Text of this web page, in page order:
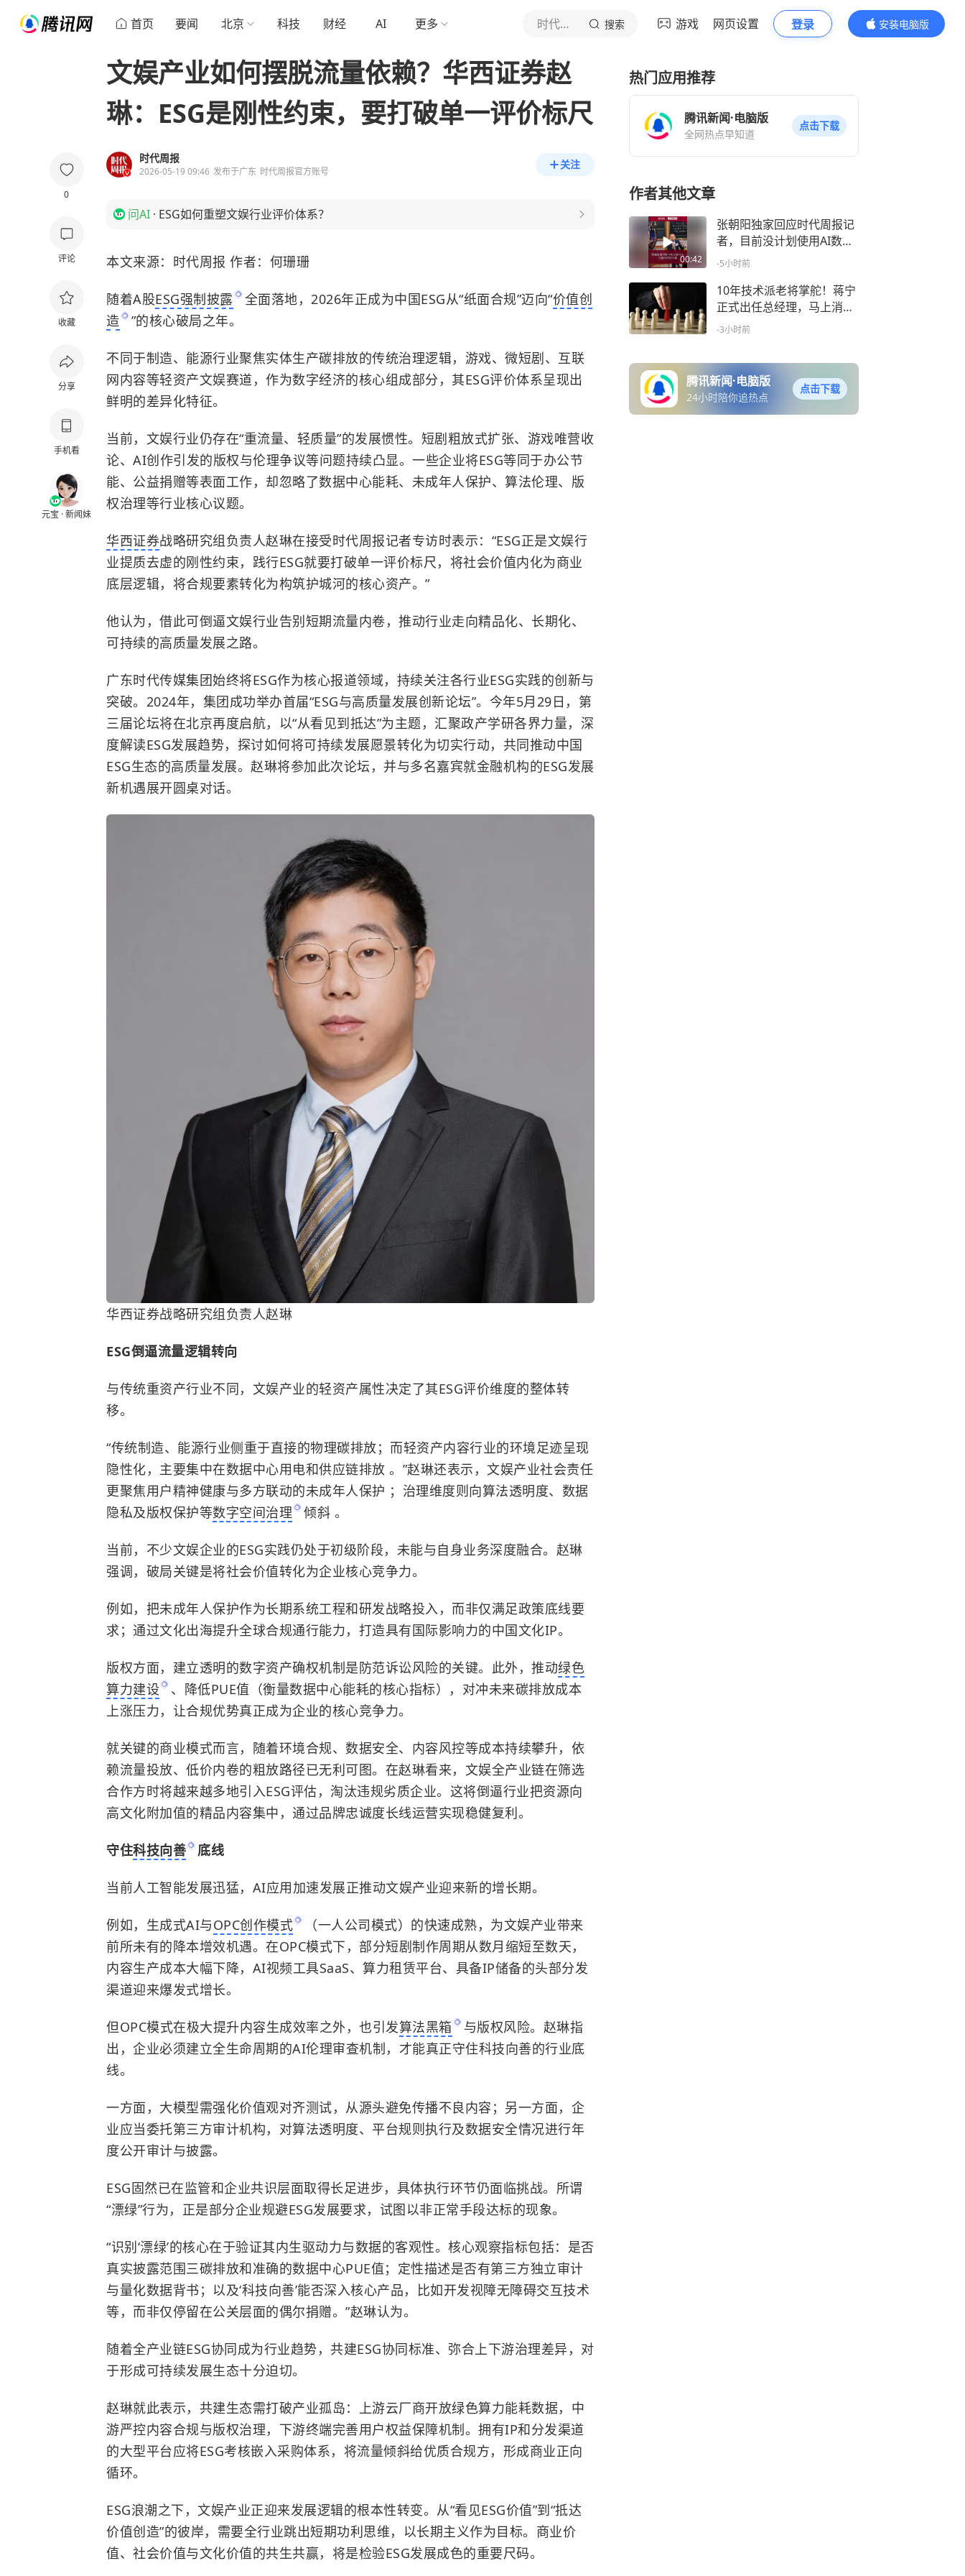
首页 要闻 北京 科技 财经 AI 更多 时代周报 搜索 游戏 网页设置 登录
安装电脑版
内容更精彩
0
评论
收藏
分享
手机看
元宝 · 新闻妹
文娱产业如何摆脱流量依赖？华西证券赵
琳：ESG是刚性约束，要打破单一评价标尺
时代周报
2026-05-19 09:46 发布于广东 时代周报官方账号
关注
问AI · ESG如何重塑文娱行业评价体系？
本文来源：时代周报 作者：何珊珊
随着A股ESG强制披露 全面落地，2026年正成为中国ESG从“纸面合规”迈向“价值创
造
”的核心破局之年。
不同于制造、能源行业聚焦实体生产碳排放的传统治理逻辑，游戏、微短剧、互联
网内容等轻资产文娱赛道，作为数字经济的核心组成部分，其ESG评价体系呈现出
鲜明的差异化特征。
当前，文娱行业仍存在“重流量、轻质量”的发展惯性。短剧粗放式扩张、游戏唯营收
论、AI创作引发的版权与伦理争议等问题持续凸显。一些企业将ESG等同于办公节
能、公益捐赠等表面工作，却忽略了数据中心能耗、未成年人保护、算法伦理、版
权治理等行业核心议题。
华西证券战略研究组负责人赵琳在接受时代周报记者专访时表示：“ESG正是文娱行
业提质去虚的刚性约束，践行ESG就要打破单一评价标尺，将社会价值内化为商业
底层逻辑，将合规要素转化为构筑护城河的核心资产。”
他认为，借此可倒逼文娱行业告别短期流量内卷，推动行业走向精品化、长期化、
可持续的高质量发展之路。
广东时代传媒集团始终将ESG作为核心报道领域，持续关注各行业ESG实践的创新与
突破。2024年，集团成功举办首届“ESG与高质量发展创新论坛”。今年5月29日，第
三届论坛将在北京再度启航，以“从看见到抵达”为主题，汇聚政产学研各界力量，深
度解读ESG发展趋势，探讨如何将可持续发展愿景转化为切实行动，共同推动中国
ESG生态的高质量发展。赵琳将参加此次论坛，并与多名嘉宾就金融机构的ESG发展
新机遇展开圆桌对话。
华西证券战略研究组负责人赵琳
ESG倒逼流量逻辑转向
与传统重资产行业不同，文娱产业的轻资产属性决定了其ESG评价维度的整体转
移。
“传统制造、能源行业侧重于直接的物理碳排放；而轻资产内容行业的环境足迹呈现
隐性化，主要集中在数据中心用电和供应链排放 。”赵琳还表示，文娱产业社会责任
更聚焦用户精神健康与多方联动的未成年人保护 ；治理维度则向算法透明度、数据
隐私及版权保护等数字空间治理 倾斜 。
当前，不少文娱企业的ESG实践仍处于初级阶段，未能与自身业务深度融合。赵琳
强调，破局关键是将社会价值转化为企业核心竞争力。
例如，把未成年人保护作为长期系统工程和研发战略投入，而非仅满足政策底线要
求；通过文化出海提升全球合规通行能力，打造具有国际影响力的中国文化IP。
版权方面，建立透明的数字资产确权机制是防范诉讼风险的关键。此外，推动绿色
算力建设
、降低PUE值（衡量数据中心能耗的核心指标），对冲未来碳排放成本
上涨压力，让合规优势真正成为企业的核心竞争力。
就关键的商业模式而言，随着环境合规、数据安全、内容风控等成本持续攀升，依
赖流量投放、低价内卷的粗放路径已无利可图。在赵琳看来，文娱全产业链在筛选
合作方时将越来越多地引入ESG评估，淘汰违规劣质企业。这将倒逼行业把资源向
高文化附加值的精品内容集中，通过品牌忠诚度长线运营实现稳健复利。
守住科技向善 底线
当前人工智能发展迅猛，AI应用加速发展正推动文娱产业迎来新的增长期。
例如，生成式AI与OPC创作模式
（一人公司模式）的快速成熟，为文娱产业带来
前所未有的降本增效机遇。在OPC模式下，部分短剧制作周期从数月缩短至数天，
内容生产成本大幅下降，AI视频工具SaaS、算力租赁平台、具备IP储备的头部分发
渠道迎来爆发式增长。
但OPC模式在极大提升内容生成效率之外，也引发算法黑箱
与版权风险。赵琳指
出，企业必须建立全生命周期的AI伦理审查机制，才能真正守住科技向善的行业底
线。
一方面，大模型需强化价值观对齐测试，从源头避免传播不良内容；另一方面，企
业应当委托第三方审计机构，对算法透明度、平台规则执行及数据安全情况进行年
度公开审计与披露。
ESG固然已在监管和企业共识层面取得长足进步，具体执行环节仍面临挑战。所谓
“漂绿”行为，正是部分企业规避ESG发展要求，试图以非正常手段达标的现象。
“识别‘漂绿’的核心在于验证其内生驱动力与数据的客观性。核心观察指标包括：是否
真实披露范围三碳排放和准确的数据中心PUE值；定性描述是否有第三方独立审计
与量化数据背书；以及‘科技向善’能否深入核心产品，比如开发视障无障碍交互技术
等，而非仅停留在公关层面的偶尔捐赠。”赵琳认为。
随着全产业链ESG协同成为行业趋势，共建ESG协同标准、弥合上下游治理差异，对
于形成可持续发展生态十分迫切。
赵琳就此表示，共建生态需打破产业孤岛：上游云厂商开放绿色算力能耗数据，中
游严控内容合规与版权治理，下游终端完善用户权益保障机制。拥有IP和分发渠道
的大型平台应将ESG考核嵌入采购体系，将流量倾斜给优质合规方，形成商业正向
循环。
ESG浪潮之下，文娱产业正迎来发展逻辑的根本性转变。从“看见ESG价值”到“抵达
价值创造”的彼岸，需要全行业跳出短期功利思维，以长期主义作为目标。商业价
值、社会价值与文化价值的共生共赢，将是检验ESG发展成色的重要尺码。
热门应用推荐
腾讯新闻·电脑版
全网热点早知道
点击下载
作者其他文章
00:42
张朝阳独家回应时代周报记
者，目前没计划使用AI数字
人直播上课，称真人直播十
-5小时前
10年技术派老将掌舵！蒋宁
正式出任总经理，马上消费
金融转向“技术为王”
-3小时前
腾讯新闻·电脑版
24小时陪你追热点
点击下载